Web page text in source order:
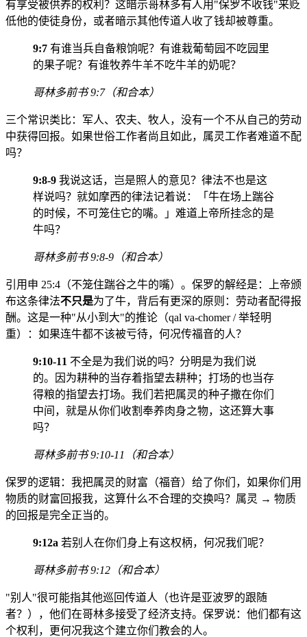
有享受被供养的权利？这暗示哥林多有人用"保罗不收钱"来贬
低他的使徒身份，或者暗示其他传道人收了钱却被尊重。
9:7 有谁当兵自备粮饷呢？有谁栽葡萄园不吃园里
的果子呢？有谁牧养牛羊不吃牛羊的奶呢？
哥林多前书 9:7（和合本）
三个常识类比：军人、农夫、牧人，没有一个不从自己的劳动
中获得回报。如果世俗工作者尚且如此，属灵工作者难道不配
吗？
9:8-9 我说这话，岂是照人的意见？律法不也是这
样说吗？就如摩西的律法记着说：「牛在场上踹谷
的时候，不可笼住它的嘴。」难道上帝所挂念的是
牛吗？
哥林多前书 9:8-9（和合本）
引用申 25:4（不笼住踹谷之牛的嘴）。保罗的解经是：上帝颁
布这条律法不只是为了牛，背后有更深的原则：劳动者配得报
酬。这是一种"从小到大"的推论（qal va-chomer / 举轻明
重）：如果连牛都不该被亏待，何况传福音的人？
9:10-11 不全是为我们说的吗？分明是为我们说
的。因为耕种的当存着指望去耕种；打场的也当存
得粮的指望去打场。我们若把属灵的种子撒在你们
中间，就是从你们收割奉养肉身之物，这还算大事
吗？
哥林多前书 9:10-11（和合本）
保罗的逻辑：我把属灵的财富（福音）给了你们，如果你们用
物质的财富回报我，这算什么不合理的交换吗？属灵 → 物质
的回报是完全正当的。
9:12a 若别人在你们身上有这权柄，何况我们呢？
哥林多前书 9:12（和合本）
"别人"很可能指其他巡回传道人（也许是亚波罗的跟随
者？），他们在哥林多接受了经济支持。保罗说：他们都有这
个权利，更何况我这个建立你们教会的人。